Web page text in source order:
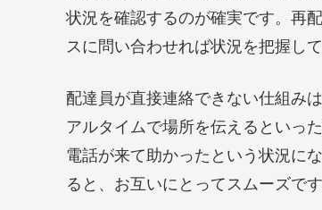
状況を確認するのが確実です。再
スに問い合わせれば状況を把握して
配達員が直接連絡できない仕組み
アルタイムで場所を伝えるといっ
電話が来て助かったという状況に
ると、お互いにとってスムーズです